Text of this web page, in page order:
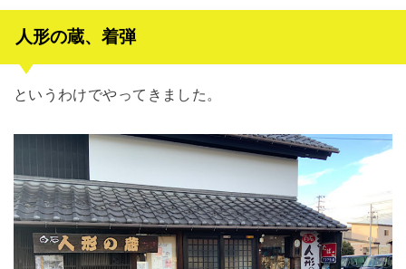
人形の蔵、着弾
というわけでやってきました。